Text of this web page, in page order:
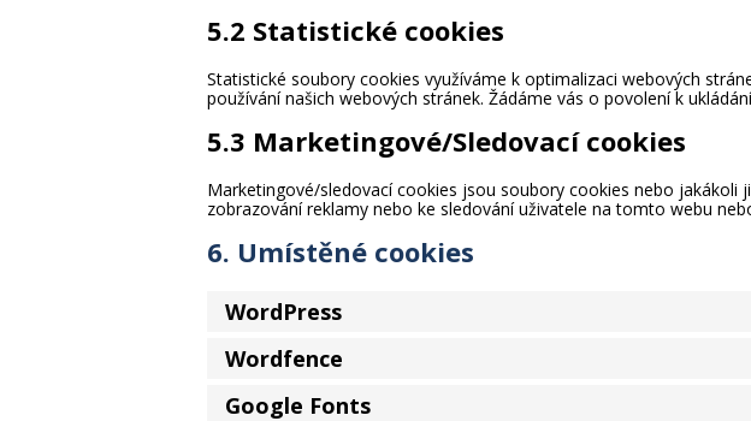
5.2 Statistické cookies
Statistické soubory cookies využíváme k optimalizaci webových
používání našich webových stránek. Žádáme vás o povolení k
5.3 Marketingové/Sledovací cookies
Marketingové/sledovací cookies jsou soubory cookies nebo
zobrazování reklamy nebo ke sledování uživatele na tomto webu
6. Umístěné cookies
WordPress
Wordfence
Google Fonts